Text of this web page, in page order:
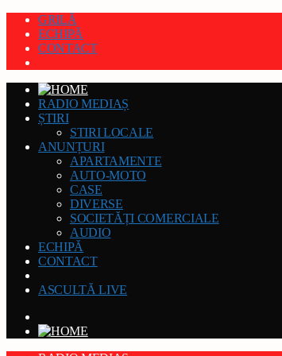
GRILĂ
ECHIPĂ
CONTACT
RADIO MEDIAȘ
ȘTIRI
STIRI LOCALE
ANUNȚURI
APARTAMENTE
AUTO-MOTO
CASE
DIVERSE
SOCIETĂȚI COMERCIALE
AUDIO
ECHIPĂ
CONTACT
ASCULTĂ LIVE